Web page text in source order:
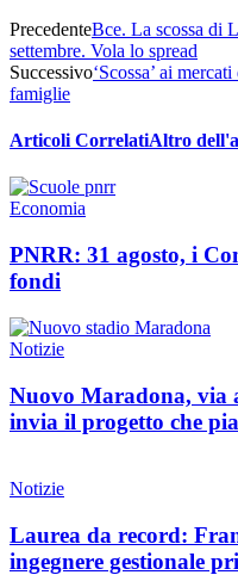
PrecedenteBce. La scossa di
settembre. Vola lo spread
Successivo‘Scossa’ ai
famiglie
Articoli CorrelatiAltro
Economia
PNRR: 31 agosto, i
fondi
Notizie
Nuovo Maradona, via
invia il progetto che
Notizie
Laurea da record:
ingegnere gestionale